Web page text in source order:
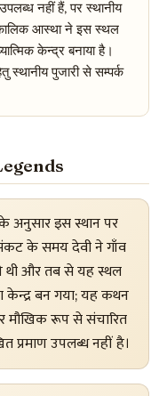
नहीं हैं, पर स्थानीय
आस्था ने इस स्थल
केन्द्र बनाया है।
स्थानीय पुजारी से सम्पर्क
के अनुसार इस स्थान पर
के समय देवी ने गाँव
थी और तब से यह स्थल
केन्द्र बन गया; यह कथन
मौखिक रूप से संचारित
उपलब्ध नहीं है।